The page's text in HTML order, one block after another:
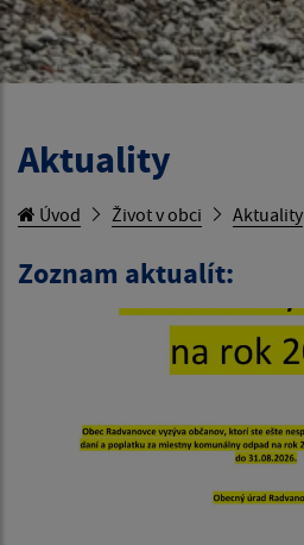
Aktuality
Úvod Život v obci Aktuality
Zoznam aktualít: